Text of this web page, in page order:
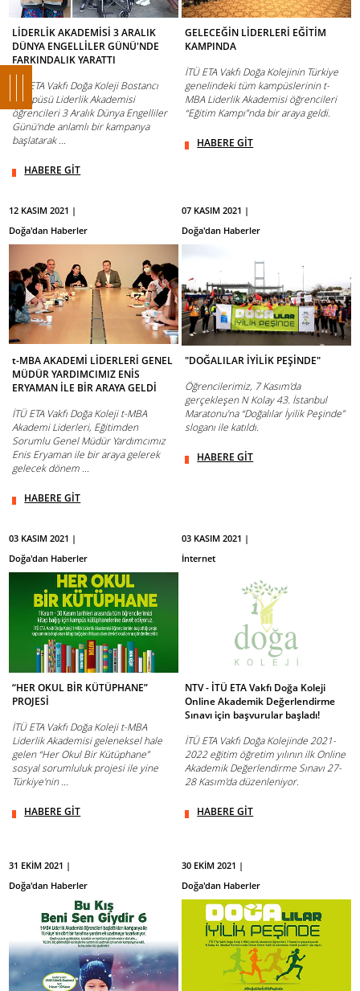
LİDERLİK AKADEMİSİ 3 ARALIK
DÜNYA ENGELLİLER GÜNÜ'NDE
FARKINDALIK YARATTI
İTÜ ETA Vakfı Doğa Koleji Bostancı
Kampüsü Liderlik Akademisi
öğrencileri 3 Aralık Dünya Engelliler
Günü'nde anlamlı bir kampanya
başlatarak ...
HABERE GİT
GELECEĞİN LİDERLERİ EĞİTİM
KAMPINDA
İTÜ ETA Vakfı Doğa Kolejinin Türkiye
genelindeki tüm kampüslerinin t-
MBA Liderlik Akademisi öğrencileri
“Eğitim Kampı”nda bir araya geldi.
HABERE GİT
12 KASIM 2021 |
Doğa'dan Haberler
t-MBA AKADEMİ LİDERLERİ GENEL
MÜDÜR YARDIMCIMIZ ENİS
ERYAMAN İLE BİR ARAYA GELDİ
İTÜ ETA Vakfı Doğa Koleji t-MBA
Akademi Liderleri, Eğitimden
Sorumlu Genel Müdür Yardımcımız
Enis Eryaman ile bir araya gelerek
gelecek dönem ...
HABERE GİT
07 KASIM 2021 |
Doğa'dan Haberler
"DOĞALILAR İYİLİK PEŞİNDE"
Öğrencilerimiz, 7 Kasım’da
gerçekleşen N Kolay 43. İstanbul
Maratonu’na “Doğalılar İyilik Peşinde”
sloganı ile katıldı.
HABERE GİT
03 KASIM 2021 |
Doğa'dan Haberler
“HER OKUL BİR KÜTÜPHANE”
PROJESİ
İTÜ ETA Vakfı Doğa Koleji t-MBA
Liderlik Akademisi geleneksel hale
gelen “Her Okul Bir Kütüphane”
sosyal sorumluluk projesi ile yine
Türkiye'nin ...
HABERE GİT
03 KASIM 2021 |
İnternet
NTV - İTÜ ETA Vakfı Doğa Koleji
Online Akademik Değerlendirme
Sınavı için başvurular başladı!
İTÜ ETA Vakfı Doğa Kolejinde 2021-
2022 eğitim öğretim yılının ilk Online
Akademik Değerlendirme Sınavı 27-
28 Kasım’da düzenleniyor.
HABERE GİT
31 EKİM 2021 |
Doğa'dan Haberler
30 EKİM 2021 |
Doğa'dan Haberler